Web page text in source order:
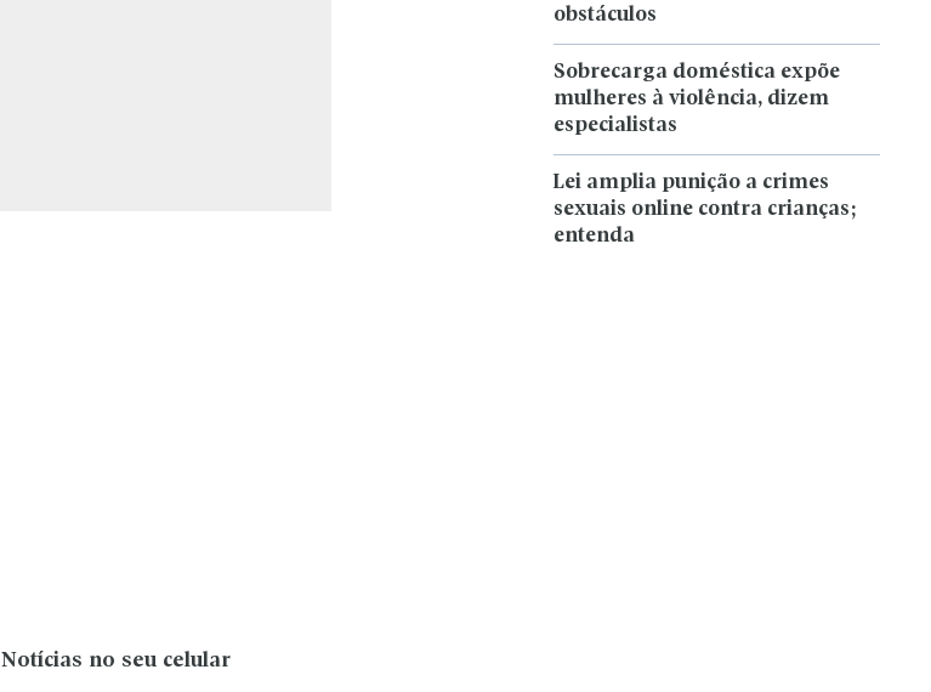
obstáculos
Sobrecarga doméstica expõe
mulheres à violência, dizem
especialistas
Lei amplia punição a crimes
sexuais online contra crianças;
entenda
Notícias no seu celular